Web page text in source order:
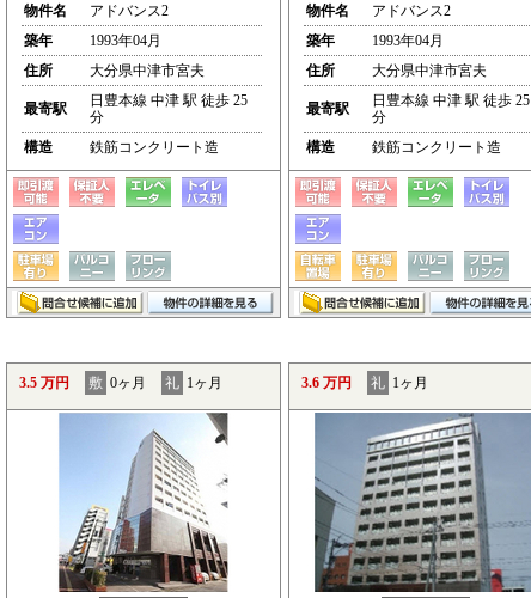
物件名
アドバンス2
築年
1993年04月
住所
大分県中津市宮夫
最寄駅
日豊本線 中津 駅 徒歩 25
分
構造
鉄筋コンクリート造
物件名
アドバンス2
築年
1993年04月
住所
大分県中津市宮夫
最寄駅
日豊本線 中津 駅 徒歩 25
分
構造
鉄筋コンクリート造
3.5 万円 敷 0ヶ月 礼 1ヶ月 3.6 万円 礼 1ヶ月